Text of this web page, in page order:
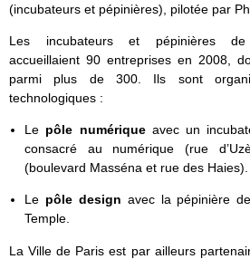
(incubateurs et pépinières), pilotée par
Les incubateurs et pépinières de
accueillaient 90 entreprises en 2008,
parmi plus de 300. Ils sont
technologiques :
Le pôle numérique avec un
consacré au numérique (rue
(boulevard Masséna et rue des Haies).
Le pôle design avec la pépinière
Temple.
La Ville de Paris est par ailleurs